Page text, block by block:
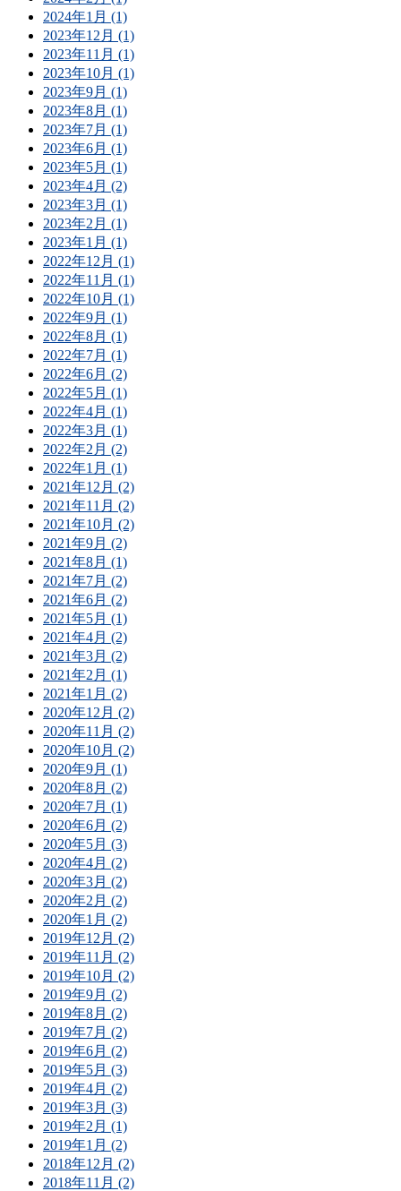
2024年1月 (1)
2023年12月 (1)
2023年11月 (1)
2023年10月 (1)
2023年9月 (1)
2023年8月 (1)
2023年7月 (1)
2023年6月 (1)
2023年5月 (1)
2023年4月 (2)
2023年3月 (1)
2023年2月 (1)
2023年1月 (1)
2022年12月 (1)
2022年11月 (1)
2022年10月 (1)
2022年9月 (1)
2022年8月 (1)
2022年7月 (1)
2022年6月 (2)
2022年5月 (1)
2022年4月 (1)
2022年3月 (1)
2022年2月 (2)
2022年1月 (1)
2021年12月 (2)
2021年11月 (2)
2021年10月 (2)
2021年9月 (2)
2021年8月 (1)
2021年7月 (2)
2021年6月 (2)
2021年5月 (1)
2021年4月 (2)
2021年3月 (2)
2021年2月 (1)
2021年1月 (2)
2020年12月 (2)
2020年11月 (2)
2020年10月 (2)
2020年9月 (1)
2020年8月 (2)
2020年7月 (1)
2020年6月 (2)
2020年5月 (3)
2020年4月 (2)
2020年3月 (2)
2020年2月 (2)
2020年1月 (2)
2019年12月 (2)
2019年11月 (2)
2019年10月 (2)
2019年9月 (2)
2019年8月 (2)
2019年7月 (2)
2019年6月 (2)
2019年5月 (3)
2019年4月 (2)
2019年3月 (3)
2019年2月 (1)
2019年1月 (2)
2018年12月 (2)
2018年11月 (2)